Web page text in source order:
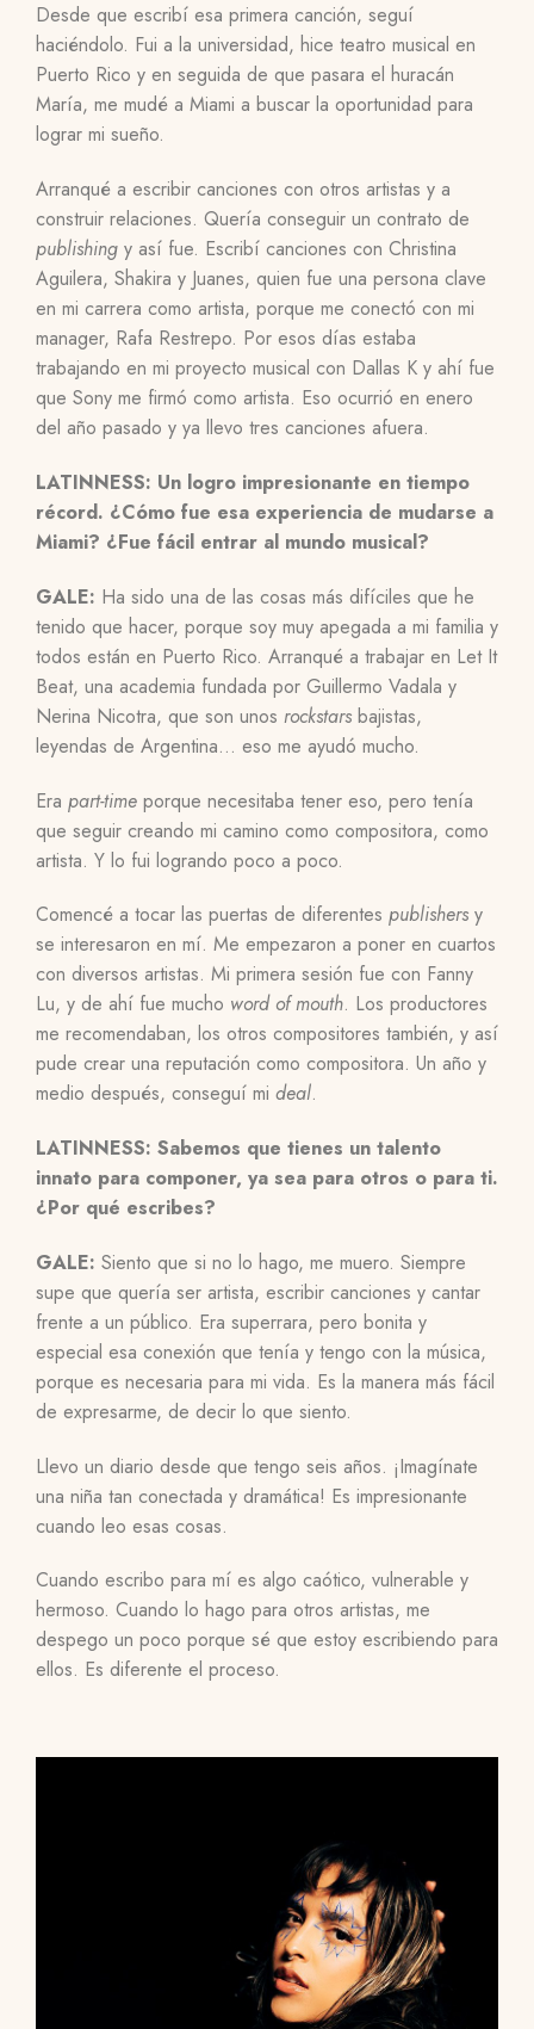
Desde que escribí esa primera canción, seguí
haciéndolo. Fui a la universidad, hice teatro musical en
Puerto Rico y en seguida de que pasara el huracán
María, me mudé a Miami a buscar la oportunidad para
lograr mi sueño.
Arranqué a escribir canciones con otros artistas y a
construir relaciones. Quería conseguir un contrato de
publishing y así fue. Escribí canciones con Christina
Aguilera, Shakira y Juanes, quien fue una persona clave
en mi carrera como artista, porque me conectó con mi
manager, Rafa Restrepo. Por esos días estaba
trabajando en mi proyecto musical con Dallas K y ahí fue
que Sony me firmó como artista. Eso ocurrió en enero
del año pasado y ya llevo tres canciones afuera.
LATINNESS: Un logro impresionante en tiempo
récord. ¿Cómo fue esa experiencia de mudarse a
Miami? ¿Fue fácil entrar al mundo musical?
GALE: Ha sido una de las cosas más difíciles que he
tenido que hacer, porque soy muy apegada a mi familia y
todos están en Puerto Rico. Arranqué a trabajar en Let It
Beat, una academia fundada por Guillermo Vadala y
Nerina Nicotra, que son unos rockstars bajistas,
leyendas de Argentina… eso me ayudó mucho.
Era part-time porque necesitaba tener eso, pero tenía
que seguir creando mi camino como compositora, como
artista. Y lo fui logrando poco a poco.
Comencé a tocar las puertas de diferentes publishers y
se interesaron en mí. Me empezaron a poner en cuartos
con diversos artistas. Mi primera sesión fue con Fanny
Lu, y de ahí fue mucho word of mouth. Los productores
me recomendaban, los otros compositores también, y así
pude crear una reputación como compositora. Un año y
medio después, conseguí mi deal.
LATINNESS: Sabemos que tienes un talento
innato para componer, ya sea para otros o para ti.
¿Por qué escribes?
GALE: Siento que si no lo hago, me muero. Siempre
supe que quería ser artista, escribir canciones y cantar
frente a un público. Era superrara, pero bonita y
especial esa conexión que tenía y tengo con la música,
porque es necesaria para mi vida. Es la manera más fácil
de expresarme, de decir lo que siento.
Llevo un diario desde que tengo seis años. ¡Imagínate
una niña tan conectada y dramática! Es impresionante
cuando leo esas cosas.
Cuando escribo para mí es algo caótico, vulnerable y
hermoso. Cuando lo hago para otros artistas, me
despego un poco porque sé que estoy escribiendo para
ellos. Es diferente el proceso.